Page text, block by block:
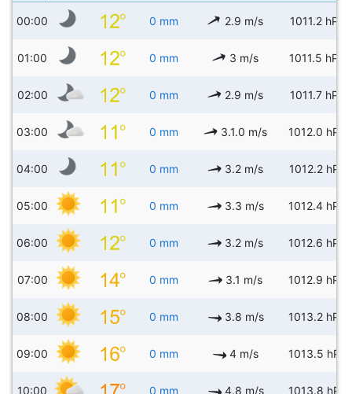
00:00 0 mm 2.9 m/s 1011.2 hPa
01:00 0 mm 3 m/s 1011.5 hPa
02:00 0 mm 2.9 m/s 1011.7 hPa
03:00 0 mm 3.1.0 m/s 1012.0 hPa
04:00 0 mm 3.2 m/s 1012.2 hPa
05:00 0 mm 3.3 m/s 1012.4 hPa
06:00 0 mm 3.2 m/s 1012.6 hPa
07:00 0 mm 3.1 m/s 1012.9 hPa
08:00 0 mm 3.8 m/s 1013.2 hPa
09:00 0 mm 4 m/s 1013.5 hPa
10:00 0 mm 4.8 m/s 1013.8 hPa